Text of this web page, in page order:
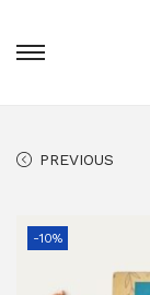
PREVIOUS
-10%